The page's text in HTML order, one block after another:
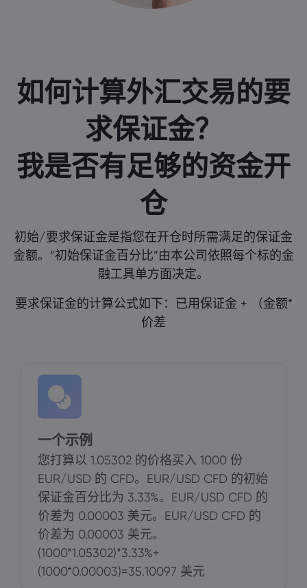
如何计算外汇交易的要
求保证金？
我是否有足够的资金开
仓
初始/要求保证金是指您在开仓时所需满足的保证金
金额。“初始保证金百分比”由本公司依照每个标的金
融工具单方面决定。
要求保证金的计算公式如下：已用保证金 + （金额*
价差
一个示例
您打算以 1.05302 的价格买入 1000 份
EUR/USD 的 CFD。EUR/USD CFD 的初始
保证金百分比为 3.33%。EUR/USD CFD 的
价差为 0.00003 美元。EUR/USD CFD 的
价差为 0.00003 美元。
(1000*1.05302)*3.33%+
(1000*0.00003)=35.10097 美元